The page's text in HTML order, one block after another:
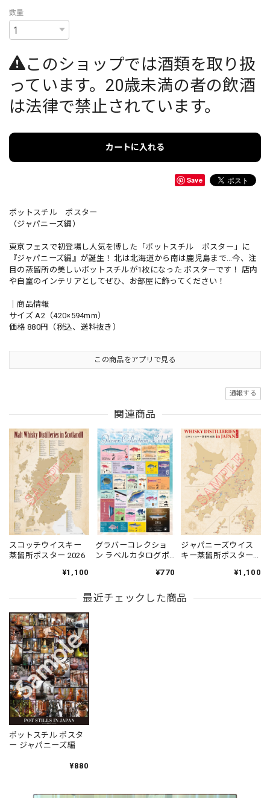
数量
このショップでは酒類を取り扱
っています。20歳未満の者の飲酒
は法律で禁止されています。
カートに入れる
Save
ポットスチル ポスター
（ジャパニーズ編）
東京フェスで初登場し人気を博した「ポットスチル ポスター」に
『ジャパニーズ編』が誕生！ 北は北海道から南は鹿児島まで…今、注
目の蒸留所の美しいポットスチルが1枚になった ポスターです！ 店内
や自室のインテリアとしてぜひ、お部屋に飾ってください！
｜商品情報
サイズ A2（420×594mm）
価格 880円（税込、送料抜き）
この商品をアプリで見る
通報する
関連商品
スコッチウイスキー
蒸留所ポスター 2026
¥1,100
グラバーコレクショ
ン ラベルカタログポ
¥770
ジャパニーズウイス
キー蒸留所ポスター
¥1,100
最近チェックした商品
ポットスチル ポスタ
ー ジャパニーズ編
¥880